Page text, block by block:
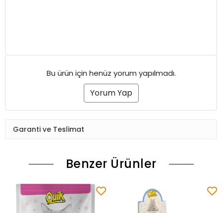
Bu ürün için henüz yorum yapılmadı.
Yorum Yap
Garanti ve Teslimat
Benzer Ürünler